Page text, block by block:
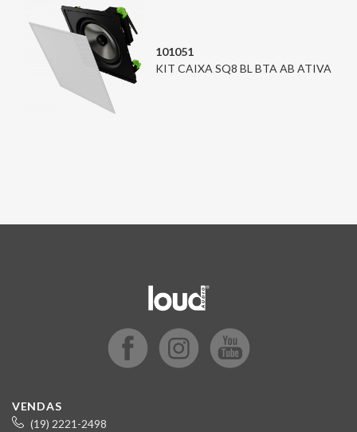
101051
KIT CAIXA SQ8 BL BTA AB ATIVA
VENDAS
(19) 2221-2498